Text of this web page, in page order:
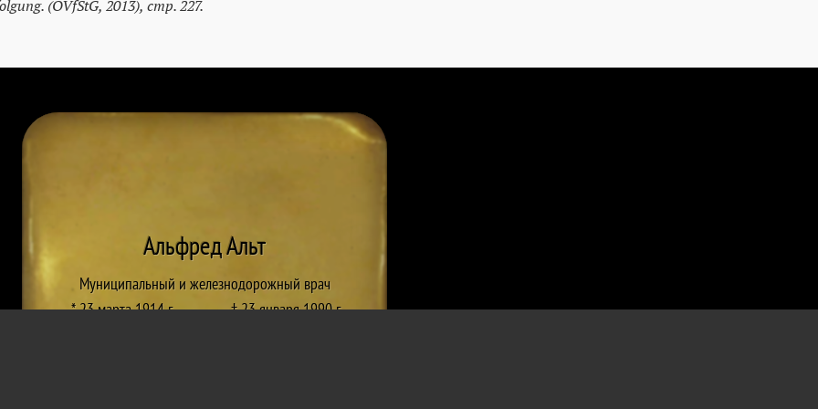
(ÖVfStG, 2013), стр. 227.
Альфред Альт
Муниципальный и железнодорожный врач
* 23 марта 1914 г.
† 23 января 1990 г.